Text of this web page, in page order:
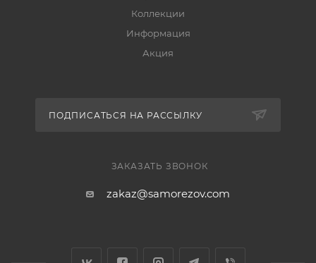
Коллекции
Информация
Акция
ПОДПИСАТЬСЯ НА РАССЫЛКУ
ЗАКАЗАТЬ ЗВОНОК
zakaz@samorezov.com